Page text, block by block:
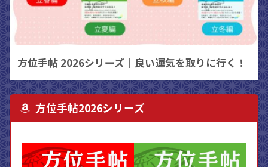
方位手帖 2026シリーズ｜良い運気を取りに行く！
方位手帖2026シリーズ